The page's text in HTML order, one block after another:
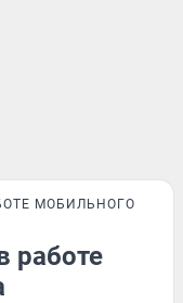
МОБИЛЬНОГО
работе